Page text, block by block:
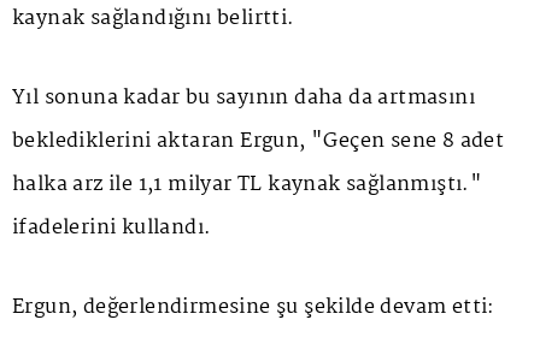
kaynak sağlandığını belirtti.
Yıl sonuna kadar bu sayının daha da artmasını
beklediklerini aktaran Ergun, "Geçen sene 8 adet
halka arz ile 1,1 milyar TL kaynak sağlanmıştı."
ifadelerini kullandı.
Ergun, değerlendirmesine şu şekilde devam etti: